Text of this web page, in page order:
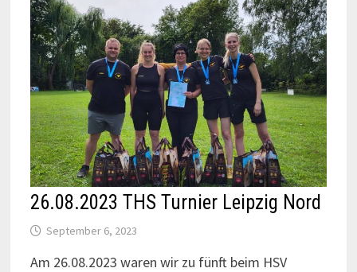
26.08.2023 THS Turnier Leipzig Nord
September 6, 2023
Am 26.08.2023 waren wir zu fünft beim HSV